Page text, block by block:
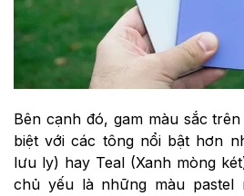
Bên cạnh đó, gam màu sắc
biệt với các tông nổi bật hơn
lưu ly) hay Teal (Xanh mòng
chủ yếu là những màu pastel